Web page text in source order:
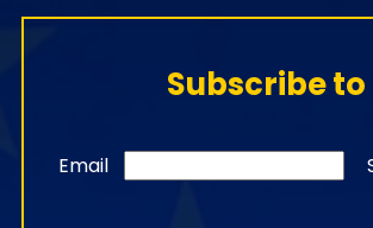
Subscribe
Email